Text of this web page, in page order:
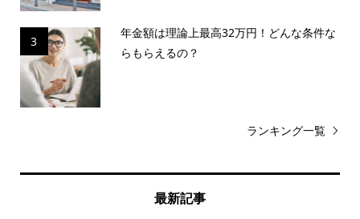
3
年金額は理論上最高32万円！どんな条件な
らもらえるの？
ランキング一覧
最新記事